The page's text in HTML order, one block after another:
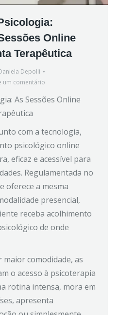
Online
Terapêutica
Depolli
um comentário
As Sessões Online
com a tecnologia,
psicológico online
eficaz e acessível para
Regulamentada no
oferece a mesma
presencial,
receba acolhimento
de onde
comodidade, as
o acesso à psicoterapia
rotina intensa, mora em
apresenta